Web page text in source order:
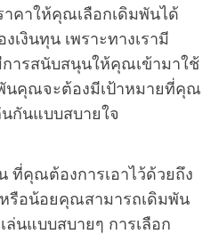
าคาให้คุณเลือกเดิมพันได้
เงินทุน เพราะทางเรามี
ารสนับสนุนให้คุณเข้ามาใช้
นคุณจะต้องมีเป้าหมายที่คุณ
นกันแบบสบายใจ
ที่คุณต้องการเอาไว้ด้วยถึง
รือน้อยคุณสามารถเดิมพัน
นแบบสบายๆ การเลือก